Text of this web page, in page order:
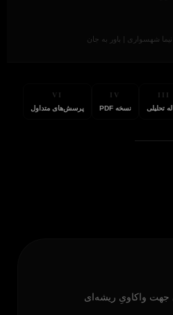
نیما شهسواری | باور به جان
III
تحلیلی
IV
نسخه PDF
VI
پرسش‌های متداول
جهت واکاویِ ریشه‌ای